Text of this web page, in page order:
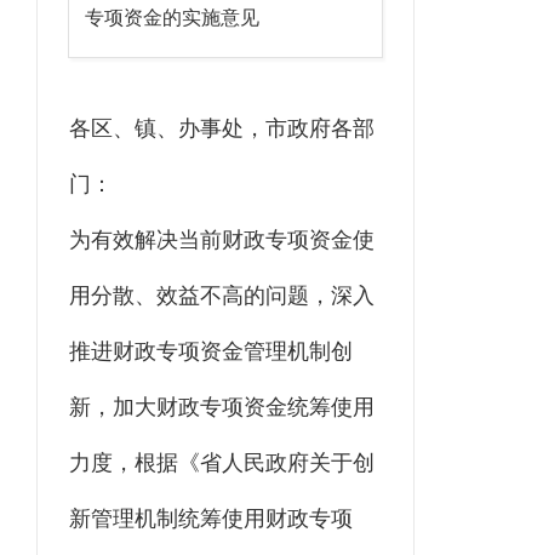
专项资金的实施意见
各区、镇、办事处，市政府各部
门：
为有效解决当前财政专项资金使
用分散、效益不高的问题，深入
推进财政专项资金管理机制创
新，加大财政专项资金统筹使用
力度，根据《省人民政府关于创
新管理机制统筹使用财政专项